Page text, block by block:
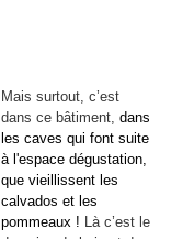
Mais surtout, c’est
dans ce bâtiment, dans
les caves qui font suite
à l'espace dégustation,
que vieillissent les
calvados et les
pommeaux ! Là c’est le